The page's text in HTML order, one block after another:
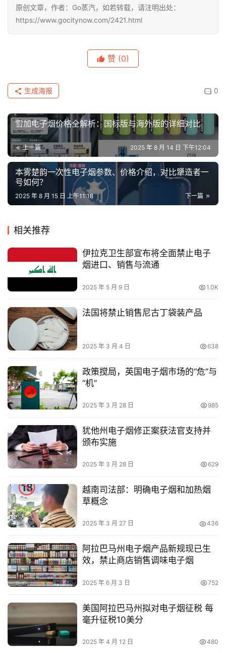
原创文章，作者：Go蒸汽，如若转载，请注明出处：
https://www.gocitynow.com/2421.html
赞 (0)
0
生成海报
雪加电子烟价格全解析：国标版与海外版的详细对比
上一篇 2025 年 8 月 14 日 下午12:04
本雾楚韵一次性电子烟参数、价格介绍，对比犟造者一
号如何？
下一篇
2025 年 8 月 15 日 上午11:18
相关推荐
伊拉克卫生部宣布将全面禁止电子
烟进口、销售与流通
2025 年 5 月 9 日 1.0K
法国将禁止销售尼古丁袋装产品
2025 年 3 月 4 日 638
政策搅局，英国电子烟市场的“危”与
“机”
2025 年 3 月 28 日 985
犹他州电子烟修正案获法官支持并
颁布实施
2025 年 3 月 28 日 629
越南司法部：明确电子烟和加热烟
草概念
2025 年 3 月 27 日 436
阿拉巴马州电子烟产品新规现已生
效，禁止商店销售调味电子烟
2025 年 6 月 3 日 752
美国阿拉巴马州拟对电子烟征税 每
毫升征税10美分
2025 年 4 月 12 日 480